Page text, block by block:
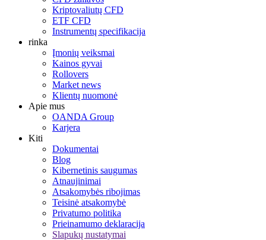
Kriptovaliutų CFD
ETF CFD
Instrumentų specifikacija
rinka
Įmonių veiksmai
Kainos gyvai
Rollovers
Market news
Klientų nuomonė
Apie mus
OANDA Group
Karjera
Kiti
Dokumentai
Blog
Kibernetinis saugumas
Atnaujinimai
Atsakomybės ribojimas
Teisinė atsakomybė
Privatumo politika
Prieinamumo deklaracija
Slapukų nustatymai